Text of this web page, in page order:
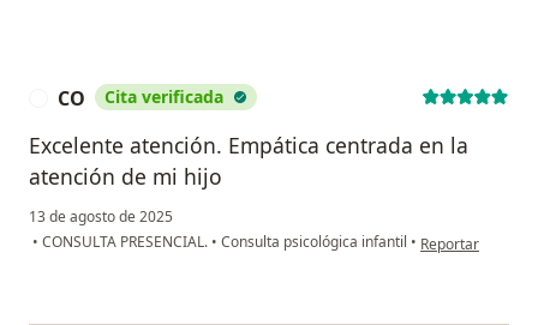
CO Cita verificada
Excelente atención. Empática centrada en la
atención de mi hijo
13 de agosto de 2025
• CONSULTA PRESENCIAL. • Consulta psicológica infantil • en opinión del
Reportar